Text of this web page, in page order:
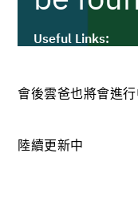
會後雲爸也將會進
陸續更新中